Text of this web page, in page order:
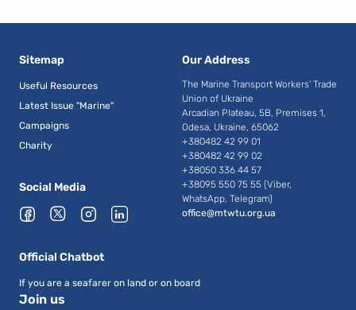
Sitemap
Useful Resources
Latest Issue "Marine"
Campaigns
Charity
Our Address
The Marine Transport Workers' Trade
Union of Ukraine
Arcadian Plateau, 5B, Premises 1,
Odesa, Ukraine, 65062
+380482 42 99 01
+380482 42 99 02
+38050 336 44 57
+38095 550 75 55 (Viber,
WhatsApp, Telegram)
office@mtwtu.org.ua
Social Media
Official Chatbot
If you are a seafarer on land or on board
Join us